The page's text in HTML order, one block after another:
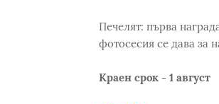
Печелят: първа
фотосесия се дава за
Краен срок - 1 август